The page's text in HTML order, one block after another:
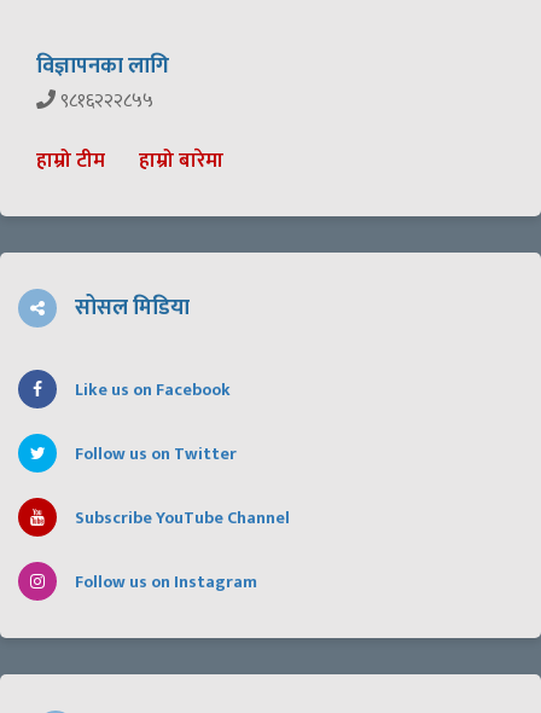
विज्ञापनका लागि
९८१६२२२८५५
हाम्रो टीम हाम्रो बारेमा
सोसल मिडिया
Like us on Facebook
Follow us on Twitter
Subscribe YouTube Channel
Follow us on Instagram